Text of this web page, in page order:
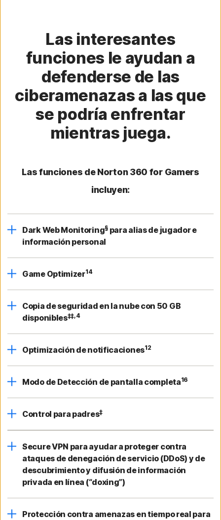
Las interesantes
funciones le ayudan a
defenderse de las
ciberamenazas a las que
se podría enfrentar
mientras juega.
Las funciones de Norton 360 for Gamers
incluyen:
Dark Web Monitoring§ para alias de jugador e
información personal
Game Optimizer14
Copia de seguridad en la nube con 50 GB
disponibles‡‡,4
Optimización de notificaciones12
Modo de Detección de pantalla completa16
Control para padres‡
Secure VPN para ayudar a proteger contra
ataques de denegación de servicio (DDoS) y de
descubrimiento y difusión de información
privada en línea (“doxing”)
Protección contra amenazas en tiempo real para